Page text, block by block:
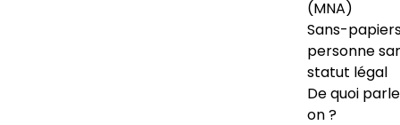
(MNA)
Sans-
personne
statut légal
De quoi
on ?